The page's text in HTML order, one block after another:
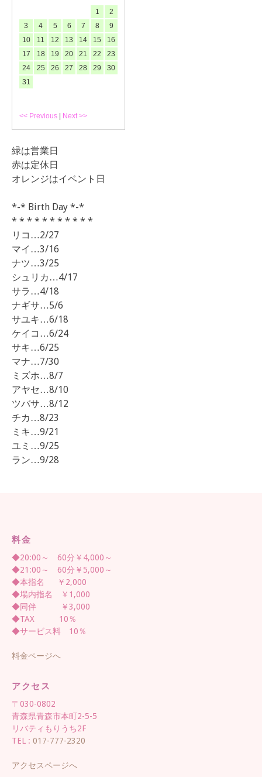
<< Previous Next >>
1
2
3
4 5 6 7 8
9
10
11 12 13 14 15
16
17
18 19 20 21 22
23
24
25 26 27 28 29
30
31
緑は営業日
赤は定休日
オレンジはイベント日
*-* Birth Day *-*
* * * * * * * * * * *
リコ…2/27
マイ…3/16
ナツ…3/25
シュリカ…4/17
サラ…4/18
ナギサ…5/6
サユキ…6/18
ケイコ…6/24
サキ…6/25
マナ…7/30
ミズホ…8/7
アヤセ…8/10
ツバサ…8/12
チカ…8/23
ミキ…9/21
ユミ…9/25
ラン…9/28
料金
◆20:00～ 60分￥4,000～
◆21:00～ 60分￥5,000～
◆本指名 ￥2,000
◆場内指名 ￥1,000
◆同伴 ￥3,000
◆TAX 10％
◆サービス料 10％
料金ページへ
アクセス
〒030-0802
青森県青森市本町2-5-5
リバティもりうち2F
TEL : 017-777-2320
アクセスページへ